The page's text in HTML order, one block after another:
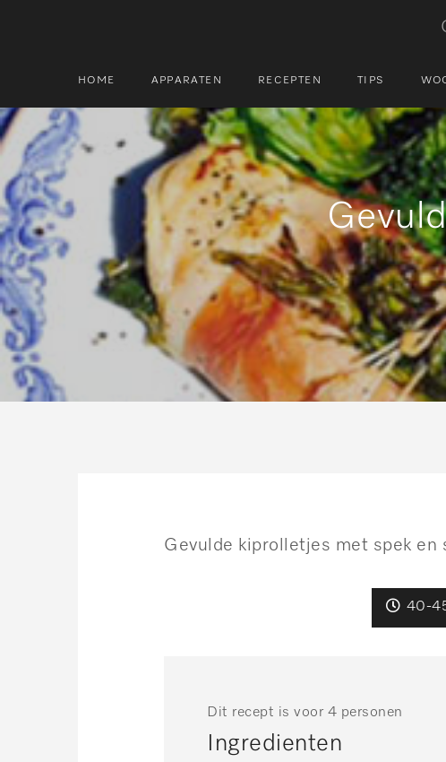
HOME APPARATEN RECEPTEN TIPS
Zoek
Zoek
Gevulde kiprolletjes met spek en
40-
Dit recept is voor 4 personen
Ingredienten